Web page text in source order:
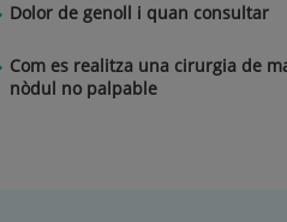
Dolor de genoll i quan consultar
Com es realitza una cirurgia de
nòdul no palpable